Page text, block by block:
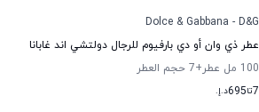
Dolce & Gabbana - D&G
عطر ذي وان أو دي بارفيوم للرجال دولتشي اند غابانا
100 مل عطر
+7
حجم العطر
7تا695د.إ.